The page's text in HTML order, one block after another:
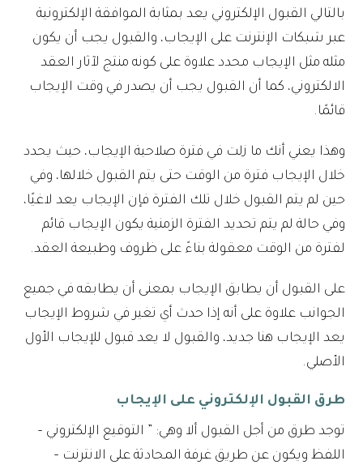
بالتالي القبول الإلكتروني يعد بمثابة الموافقة الإلكترونية
عبر شبكات الإنترنت على الإيجاب، والقبول يجب أن يكون
مثله مثل الإيجاب محدد علاوة على كونه منتج لآثار العقد
الالكتروني، كما أن القبول يجب أن يصدر في وقت الإيجاب
قائمًا.
وهذا يعني أنك ما زلت في فترة صلاحية الإيجاب، حيث يحدد
خلال الإيجاب فترة من الوقت حتى يتم القبول خلالها، وفي
حين لم يتم القبول خلال تلك الفترة فإن الإيجاب يعد لاغيًا،
وفي حالة لم يتم تحديد الفترة الزمنية يكون الإيجاب قائم
لفترة من الوقت معقولة بناءً على ظروف وطبيعة العقد.
على القبول أن يطابق الإيجاب بمعنى أن يطابقه في جميع
الجوانب علاوة على أنه إذا حدث أي تغير في شروط الإيجاب
يعد الإيجاب هنا جديد، والقبول لا يعد قبول للإيجاب الأول
الأصلي.
طرق القبول الإلكتروني على الإيجاب
توجد طرق من أجل القبول ألا وهي: ” التوقيع الإلكتروني –
اللفظ ويكون عن طريق غرفة المحادثة على الانترنت –